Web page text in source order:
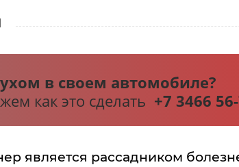
в своем автомобиле?
как это сделать +7 3466
является рассадником